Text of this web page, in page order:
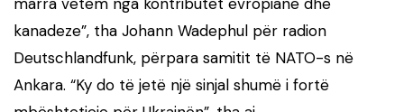
kanadeze”, tha Johann Wadephul për radion
Deutschlandfunk, përpara samitit të NATO-s në
Ankara. “Ky do të jetë një sinjal shumë i fortë